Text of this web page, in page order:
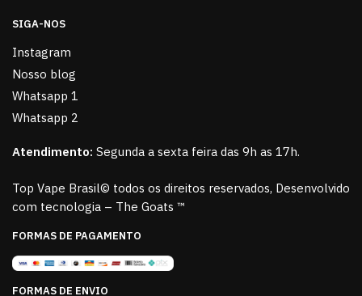
SIGA-NOS
Instagram
Nosso blog
Whatsapp 1
Whatsapp 2
Atendimento: Segunda a sexta feira das 9h as 17h.
Top Vape Brasil© todos os direitos reservados, Desenvolvido
com tecnologia – The Goats ™
FORMAS DE PAGAMENTO
FORMAS DE ENVIO